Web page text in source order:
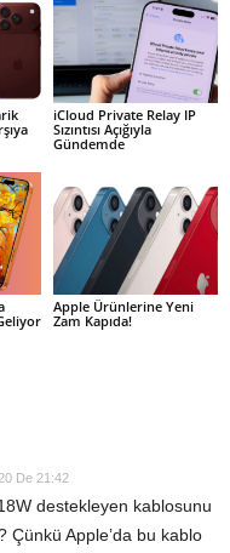
iCloud Private Relay IP
Sızıntısı Açığıyla
Gündemde
Apple Ürünlerine Yeni
Zam Kapıda!
De 21:42
destekleyen kablosunu
Çünkü Apple’da bu kablo